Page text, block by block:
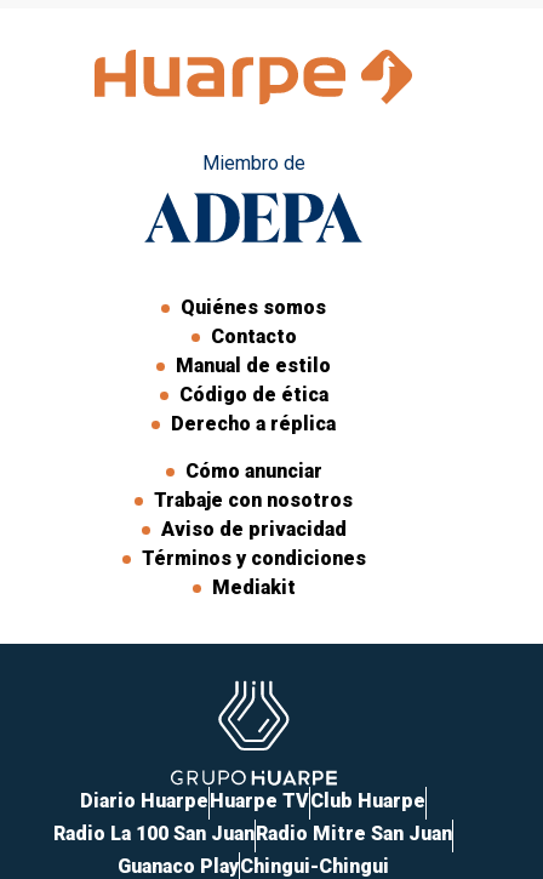
Miembro de
Quiénes somos
Contacto
Manual de estilo
Código de ética
Derecho a réplica
Cómo anunciar
Trabaje con nosotros
Aviso de privacidad
Términos y condiciones
Mediakit
Diario HuarpeHuarpe TVClub Huarpe
Radio La 100 San JuanRadio Mitre San Juan
Guanaco PlayChingui-Chingui